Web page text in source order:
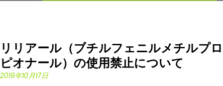
リリアール（ブチルフェニルメチルプロ
ピオナール）の使用禁止について
2019年10月17日